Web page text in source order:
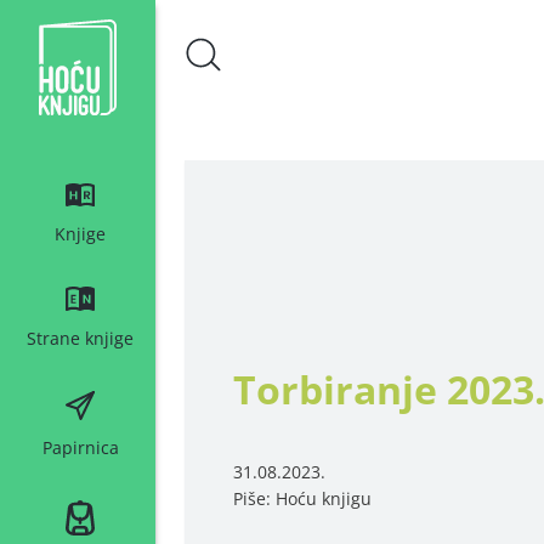
Hoću knjigu bijeli logo
Knjige
Strane knjige
Papirnica
Torbiranje 2023.
31.08.2023.
Piše: Hoću knjigu